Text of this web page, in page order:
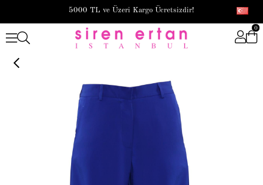
5000 TL ve Üzeri Kargo Ücretsizdir!
0